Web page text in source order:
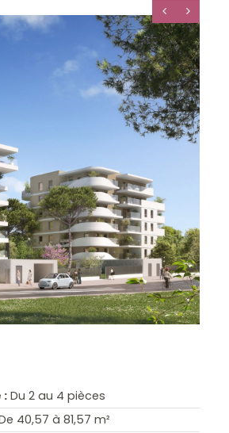
:Du 2 au 4 pièces
40,57 à 81,57 m²